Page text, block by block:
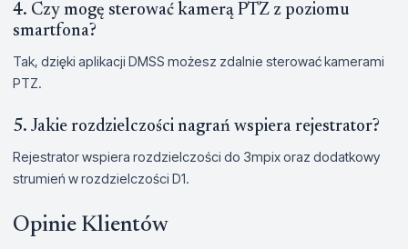
4. Czy mogę sterować kamerą PTZ z poziomu
smartfona?
Tak, dzięki aplikacji DMSS możesz zdalnie sterować kamerami
PTZ.
5. Jakie rozdzielczości nagrań wspiera rejestrator?
Rejestrator wspiera rozdzielczości do 3mpix oraz dodatkowy
strumień w rozdzielczości D1.
Opinie Klientów